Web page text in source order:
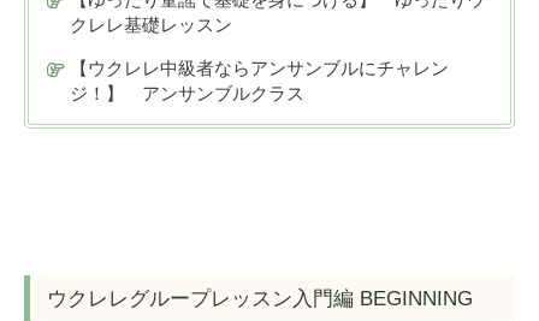
クレレ基礎レッスン
【ウクレレ中級者ならアンサンブルにチャレン
ジ！】 アンサンブルクラス
ウクレレグループレッスン入門編 BEGINNING